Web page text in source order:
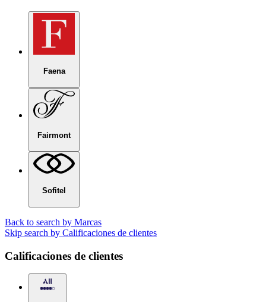
Faena
Fairmont
Sofitel
Back to search by Marcas
Skip search by Calificaciones de clientes
Calificaciones de clientes